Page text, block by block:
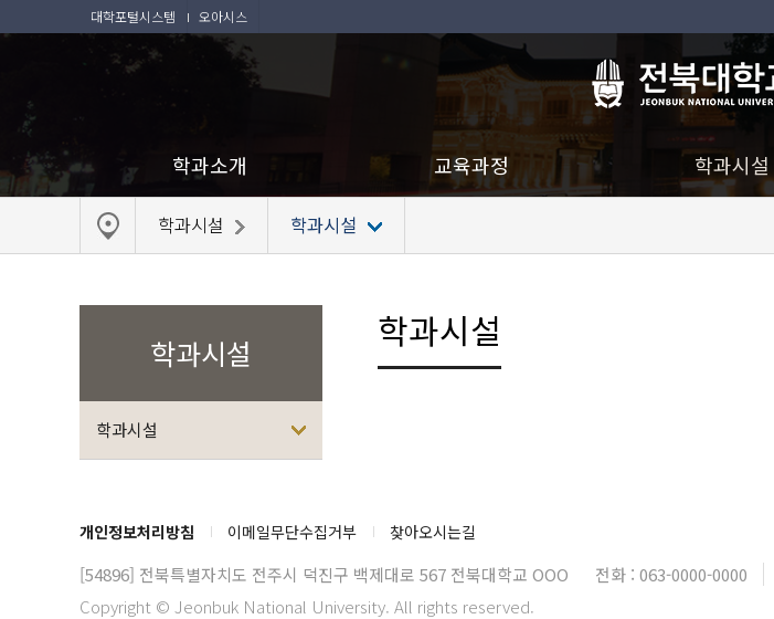
대학포털시스템 오아시스
학과소개 교육과정 학과시설
학과시설 학과시설
학과시설
학과시설
학과시설
개인정보처리방침 이메일무단수집거부 찾아오시는길
[54896] 전북특별자치도 전주시 덕진구 백제대로 567 전북대학교 OOO 전화 : 063-0000-0000
Copyright © Jeonbuk National University. All rights reserved.